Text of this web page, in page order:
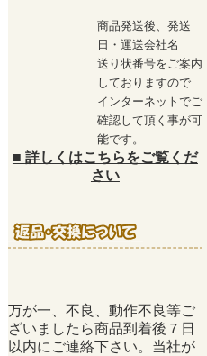
商品発送後、発送
日・運送会社名
送り状番号をご案内
しておりますので
インターネットでご
確認して頂く事が可
能です。
■ 詳しくはこちらをご覧くだ
さい
万が一、不良、動作不良等ご
ざいましたら商品到着後７日
以内にご連絡下さい。当社が